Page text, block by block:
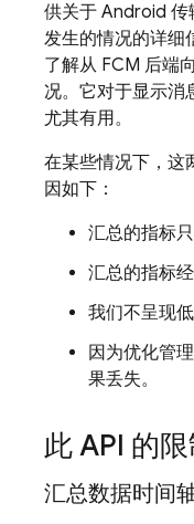
供关于 Android 传
发生的情况的详细
了解从 FCM 后端
况。它对于显示消
尤其有用。
在某些情况下，这
因如下：
汇总的指标
汇总的指标
我们不呈现
因为优化管
果丢失。
此 API 的
汇总数据时间